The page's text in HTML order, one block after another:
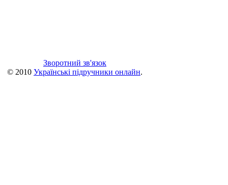
Зворотний зв'язок
© 2010 Українські підручники онлайн.